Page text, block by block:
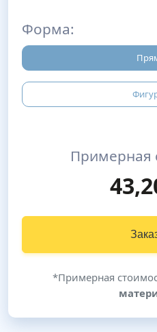
Форма:
Примерная
*Примерная